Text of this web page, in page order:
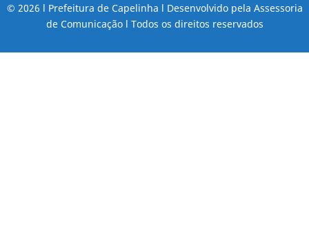
© 2026 l Prefeitura de Capelinha l Desenvolvido pela Assessoria
de Comunicação l Todos os direitos reservados